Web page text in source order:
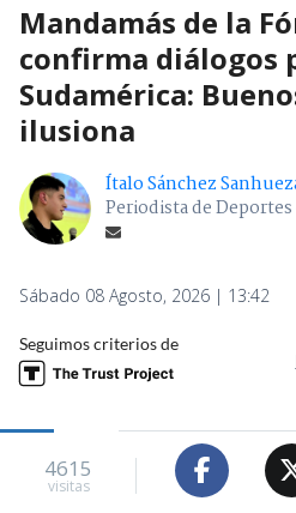
Mandamás de la
confirma diálogos
Sudamérica:
ilusiona
Ítalo Sánchez
Periodista de
Sábado 08 Agosto, 2026 | 13:42
Seguimos criterios de
4615
visitas